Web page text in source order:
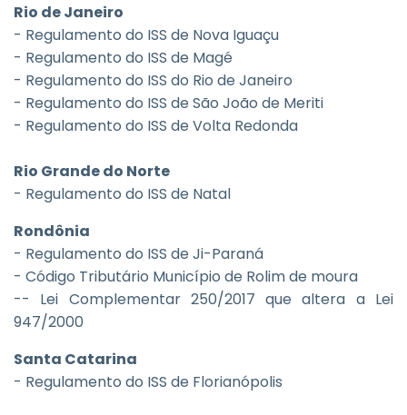
Rio de Janeiro
- Regulamento do ISS de Nova Iguaçu
- Regulamento do ISS de Magé
- Regulamento do ISS do Rio de Janeiro
- Regulamento do ISS de São João de Meriti
- Regulamento do ISS de Volta Redonda
Rio Grande do Norte
- Regulamento do ISS de Natal
Rondônia
- Regulamento do ISS de Ji-Paraná
- Código Tributário Município de Rolim de moura
-- Lei Complementar 250/2017 que altera a Lei
947/2000
Santa Catarina
- Regulamento do ISS de Florianópolis